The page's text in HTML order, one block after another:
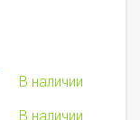
В наличии
В наличии